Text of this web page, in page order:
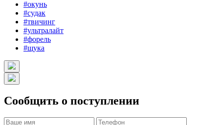
#окунь
#судак
#твичинг
#ультралайт
#форель
#щука
Сообщить о поступлении